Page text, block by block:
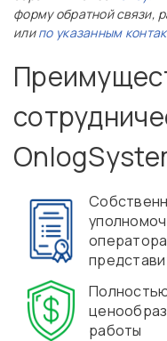
форму обратной связи,
илипо указанным
работы